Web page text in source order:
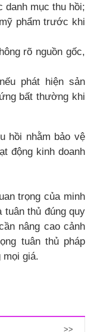
danh mục thu hồi;
phẩm trước khi
rõ nguồn gốc,
phát hiện sản
bất thường khi
hồi nhằm bảo vệ
động kinh doanh
trọng của minh
thủ đúng quy
nâng cao cảnh
tuân thủ pháp
mọi giá.
>>